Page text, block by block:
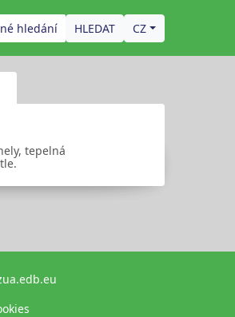
hledání CZ
tepelná
ua.edb.eu